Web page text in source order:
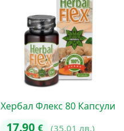
Хербал Флекс 80 Капсули
17.90 € (35.01 лв.)